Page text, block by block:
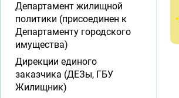
•
Департамент жилищной
политики (присоединен к
Департаменту городского
имущества)
Дирекции единого
заказчика (ДЕЗы, ГБУ
Жилищник)